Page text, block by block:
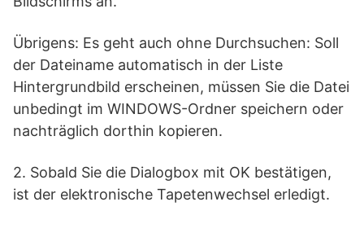
Übrigens: Es geht auch ohne Durchsuchen: Soll
der Dateiname automatisch in der Liste
Hintergrundbild erscheinen, müssen Sie die Datei
unbedingt im WINDOWS-Ordner speichern oder
nachträglich dorthin kopieren.
2. Sobald Sie die Dialogbox mit OK bestätigen,
ist der elektronische Tapetenwechsel erledigt.